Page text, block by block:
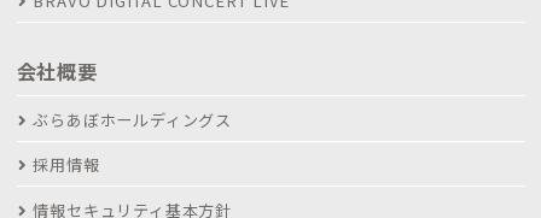
会社概要
ぶらあぼホールディングス
採用情報
情報セキュリティ基本方針